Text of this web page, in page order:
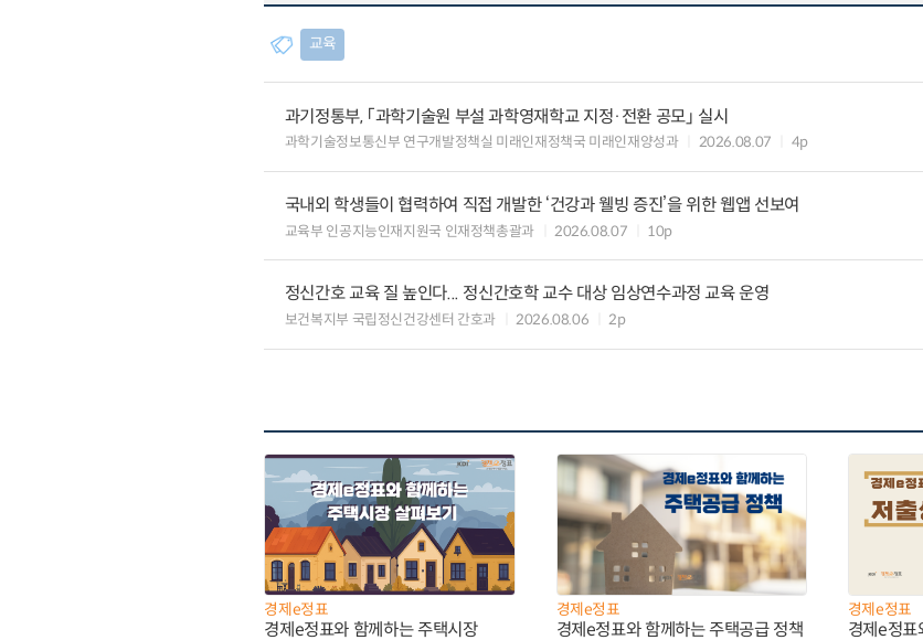
교육
과기정통부, 「과학기술원 부설 과학영재학교 지정·전환 공모」 실시
과학기술정보통신부 연구개발정책실 미래인재정책국 미래인재양성과 2026.08.07 4p
국내외 학생들이 협력하여 직접 개발한 ‘건강과 웰빙 증진’을 위한 웹앱 선보여
교육부 인공지능인재지원국 인재정책총괄과 2026.08.07 10p
정신간호 교육 질 높인다... 정신간호학 교수 대상 임상연수과정 교육 운영
보건복지부 국립정신건강센터 간호과 2026.08.06 2p
경제e정표
경제e정표와 함께하는 주택시장
경제e정표
경제e정표와 함께하는 주택공급 정책
경제e정표
경제e정표